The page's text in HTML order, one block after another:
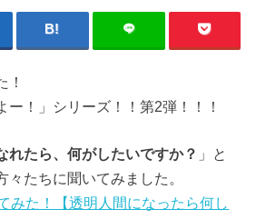
！
ー！」シリーズ！！第2弾！！！
れたら、何がしたいですか？ 」と
々たちに聞いてみました。
みた！【透明人間になったら何し